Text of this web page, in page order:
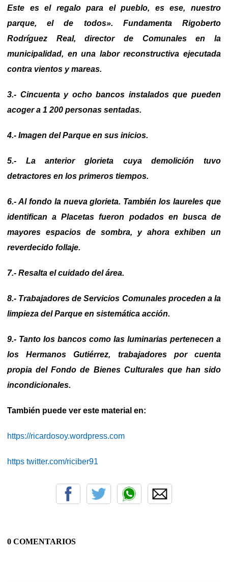
Este es el regalo para el pueblo, es ese, nuestro
parque, el de todos». Fundamenta Rigoberto
Rodríguez Real, director de Comunales en la
municipalidad, en una labor reconstructiva ejecutada
contra vientos y mareas.
3.- Cincuenta y ocho bancos instalados que pueden
acoger a 1 200 personas sentadas.
4.- Imagen del Parque en sus inicios.
5.- La anterior glorieta cuya demolición tuvo
detractores en los primeros tiempos.
6.- Al fondo la nueva glorieta. También los laureles que
identifican a Placetas fueron podados en busca de
mayores espacios de sombra, y ahora exhiben un
reverdecido follaje.
7.- Resalta el cuidado del área.
8.- Trabajadores de Servicios Comunales proceden a la
limpieza del Parque en sistemática acción.
9.- Tanto los bancos como las luminarias pertenecen a
los Hermanos Gutiérrez, trabajadores por cuenta
propia del Fondo de Bienes Culturales que han sido
incondicionales.
También puede ver este material en:
https://ricardosoy.wordpress.com
https twitter.com/riciber91
0 COMENTARIOS